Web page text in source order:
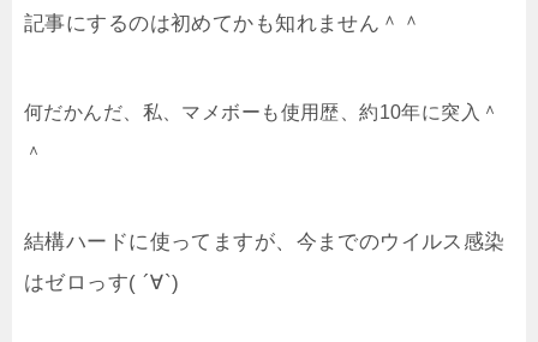
記事にするのは初めてかも知れません＾＾
何だかんだ、私、マメボーも使用歴、約10年に突入＾
＾
結構ハードに使ってますが、今までのウイルス感染
はゼロっす( ´∀`)